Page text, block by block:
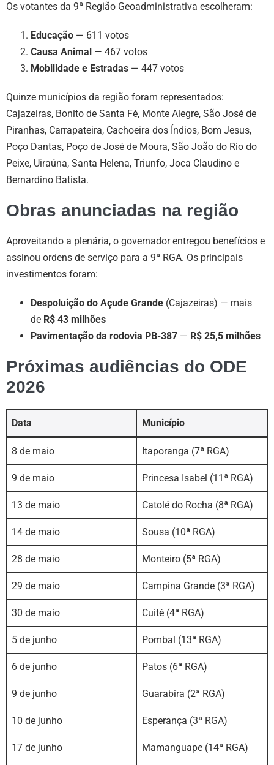
Os votantes da 9ª Região Geoadministrativa escolheram:
Educação — 611 votos
Causa Animal — 467 votos
Mobilidade e Estradas — 447 votos
Quinze municípios da região foram representados:
Cajazeiras, Bonito de Santa Fé, Monte Alegre, São José de
Piranhas, Carrapateira, Cachoeira dos Índios, Bom Jesus,
Poço Dantas, Poço de José de Moura, São João do Rio do
Peixe, Uiraúna, Santa Helena, Triunfo, Joca Claudino e
Bernardino Batista.
Obras anunciadas na região
Aproveitando a plenária, o governador entregou benefícios e
assinou ordens de serviço para a 9ª RGA. Os principais
investimentos foram:
Despoluição do Açude Grande (Cajazeiras) — mais
de R$ 43 milhões
Pavimentação da rodovia PB-387 — R$ 25,5 milhões
Próximas audiências do ODE
2026
Data Município
8 de maio Itaporanga (7ª RGA)
9 de maio Princesa Isabel (11ª RGA)
13 de maio Catolé do Rocha (8ª RGA)
14 de maio Sousa (10ª RGA)
28 de maio Monteiro (5ª RGA)
29 de maio Campina Grande (3ª RGA)
30 de maio Cuité (4ª RGA)
5 de junho Pombal (13ª RGA)
6 de junho Patos (6ª RGA)
9 de junho Guarabira (2ª RGA)
10 de junho Esperança (3ª RGA)
17 de junho Mamanguape (14ª RGA)